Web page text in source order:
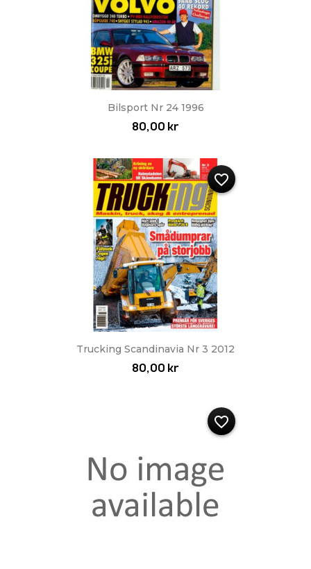
Bilsport Nr 24 1996
80,00 kr
Trucking Scandinavia Nr 3 2012
80,00 kr
favorite_border
favorite_border